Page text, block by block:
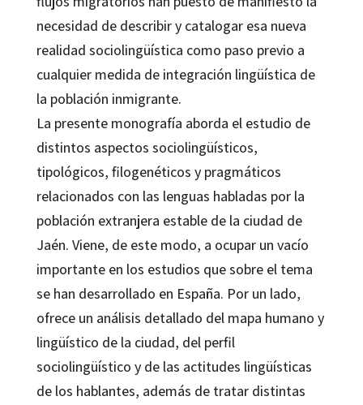
necesidad de describir y catalogar esa nueva
realidad sociolingüística como paso previo a
cualquier medida de integración lingüística de
la población inmigrante.
La presente monografía aborda el estudio de
distintos aspectos sociolingüísticos,
tipológicos, filogenéticos y pragmáticos
relacionados con las lenguas habladas por la
población extranjera estable de la ciudad de
Jaén. Viene, de este modo, a ocupar un vacío
importante en los estudios que sobre el tema
se han desarrollado en España. Por un lado,
ofrece un análisis detallado del mapa humano y
lingüístico de la ciudad, del perfil
sociolingüístico y de las actitudes lingüísticas
de los hablantes, además de tratar distintas